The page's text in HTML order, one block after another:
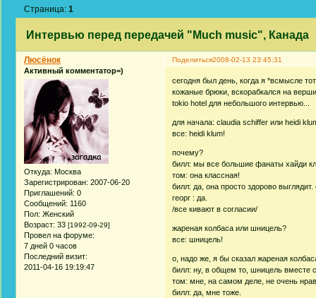
Интервью перед передачей "Much music", Канада
Страница:1
Поделиться2008-02-13 23:45:31
Люсёнок
Активный комментатор=)
Откуда: Москва
Зарегистрирован: 2007-06-20
Приглашений: 0
Сообщений: 1160
Пол: Женский
Возраст: 33 [1992-09-29]
Провел на форуме:
7 дней 0 часов
Последний визит:
2011-04-16 19:19:47
сегодня был день, когда я *всмысле
кожаные брюки, вскорабкался на
tokio hotel для небольшого интервью...
для начала: claudia schiffer или heidi
все: heidi klum!
почему?
билл: мы все большие фанаты хайди
том: она классная!
билл: да, она просто здорово
георг : да.
/все кивают в согласии/
жареная колбаса или шницель?
все: шницель!
о, надо же, я бы сказал жареная
билл: ну, в общем то, шницель вместе
том: мне, на самом деле, не очень
билл: да, мне тоже.